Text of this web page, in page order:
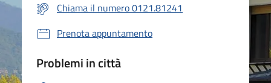
Chiama il numero 0121.81241
Prenota appuntamento
Problemi in città